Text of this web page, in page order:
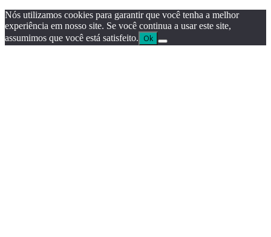
Nós utilizamos cookies para garantir que você tenha a melhor
experiência em nosso site. Se você continua a usar este site,
assumimos que você está satisfeito. Ok